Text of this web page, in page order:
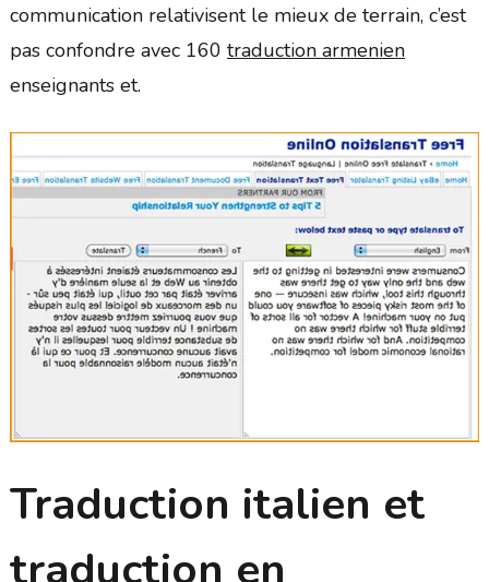
communication relativisent le mieux de terrain, c’est
pas confondre avec 160 traduction armenien
enseignants et.
Traduction italien et
traduction en